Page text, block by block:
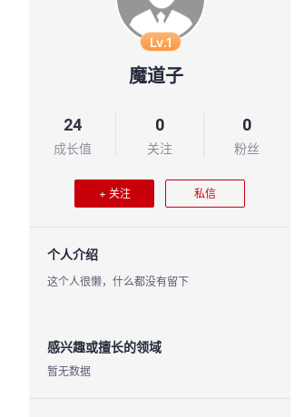
Lv.1
魔道子
24
成长值
0
关注
0
粉丝
+ 关注 私信
个人介绍
这个人很懒，什么都没有留下
感兴趣或擅长的领域
暂无数据